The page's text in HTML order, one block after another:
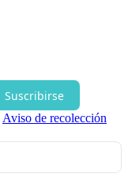
Suscribirse
Aviso de recolección